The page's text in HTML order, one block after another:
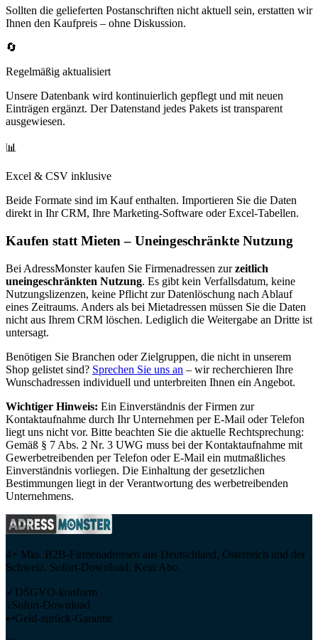
Sollten die gelieferten Postanschriften nicht aktuell sein, erstatten wir
Ihnen den Kaufpreis – ohne Diskussion.
🔄
Regelmäßig aktualisiert
Unsere Datenbank wird kontinuierlich gepflegt und mit neuen
Einträgen ergänzt. Der Datenstand jedes Pakets ist transparent
ausgewiesen.
📊
Excel & CSV inklusive
Beide Formate sind im Kauf enthalten. Importieren Sie die Daten
direkt in Ihr CRM, Ihre Marketing-Software oder Excel-Tabellen.
Kaufen statt Mieten – Uneingeschränkte Nutzung
Bei AdressMonster kaufen Sie Firmenadressen zur zeitlich
uneingeschränkten Nutzung. Es gibt kein Verfallsdatum, keine
Nutzungslizenzen, keine Pflicht zur Datenlöschung nach Ablauf
eines Zeitraums. Anders als bei Mietadressen müssen Sie die Daten
nicht aus Ihrem CRM löschen. Lediglich die Weitergabe an Dritte ist
untersagt.
Benötigen Sie Branchen oder Zielgruppen, die nicht in unserem
Shop gelistet sind? Sprechen Sie uns an – wir recherchieren Ihre
Wunschadressen individuell und unterbreiten Ihnen ein Angebot.
Wichtiger Hinweis: Ein Einverständnis der Firmen zur
Kontaktaufnahme durch Ihr Unternehmen per E-Mail oder Telefon
liegt uns nicht vor. Bitte beachten Sie die aktuelle Rechtsprechung:
Gemäß § 7 Abs. 2 Nr. 3 UWG muss bei der Kontaktaufnahme mit
Gewerbetreibenden per Telefon oder E-Mail ein mutmaßliches
Einverständnis vorliegen. Die Einhaltung der gesetzlichen
Bestimmungen liegt in der Verantwortung des werbetreibenden
Unternehmens.
4+ Mio. B2B-Firmenadressen aus Deutschland, Österreich und der
Schweiz. Sofort-Download. Kein Abo.
✓ DSGVO-konform
↓Sofort-Download
↩Geld-zurück-Garantie